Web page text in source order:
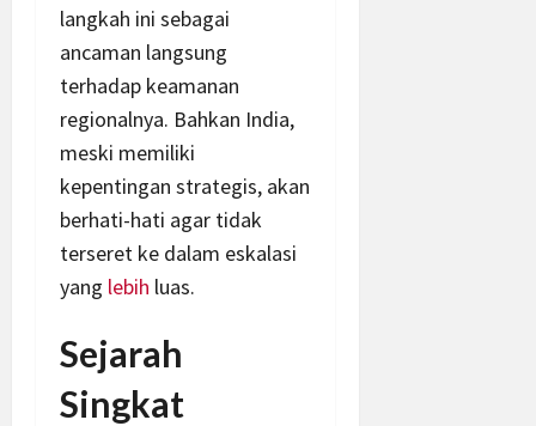
langkah ini sebagai
ancaman langsung
terhadap keamanan
regionalnya. Bahkan India,
meski memiliki
kepentingan strategis, akan
berhati-hati agar tidak
terseret ke dalam eskalasi
yang lebih luas.
Sejarah
Singkat